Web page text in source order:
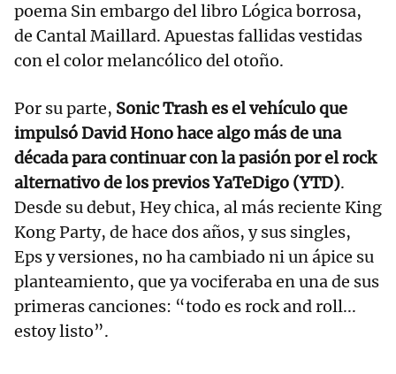
poema Sin embargo del libro Lógica borrosa,
de Cantal Maillard. Apuestas fallidas vestidas
con el color melancólico del otoño.
Por su parte, Sonic Trash es el vehículo que
impulsó David Hono hace algo más de una
década para continuar con la pasión por el rock
alternativo de los previos YaTeDigo (YTD).
Desde su debut, Hey chica, al más reciente King
Kong Party, de hace dos años, y sus singles,
Eps y versiones, no ha cambiado ni un ápice su
planteamiento, que ya vociferaba en una de sus
primeras canciones: “todo es rock and roll...
estoy listo”.